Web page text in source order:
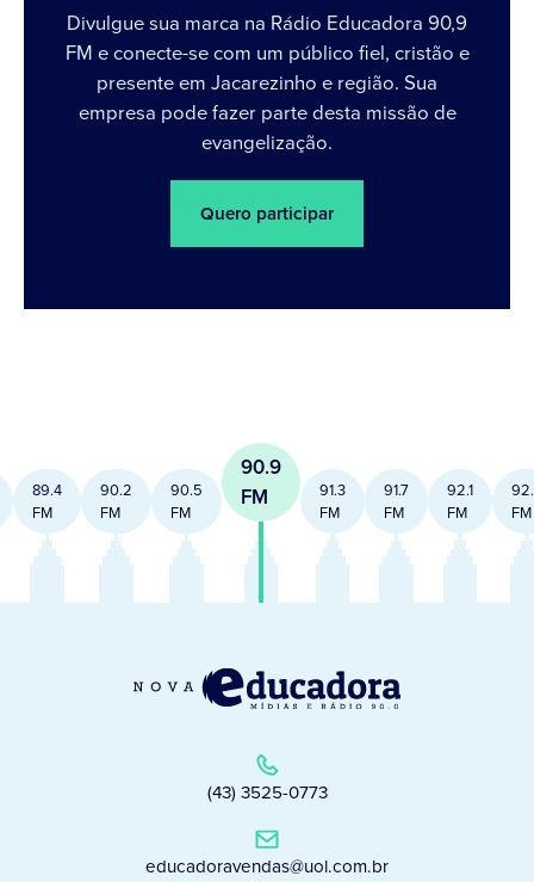
Divulgue sua marca na Rádio Educadora 90,9
FM e conecte-se com um público fiel, cristão e
presente em Jacarezinho e região. Sua
empresa pode fazer parte desta missão de
evangelização.
Quero participar
89.4
FM
90.2
FM
90.5
FM
90.9
FM
91.3
FM
91.7
FM
92.1
FM
FM
(43) 3525-0773
educadoravendas@uol.com.br